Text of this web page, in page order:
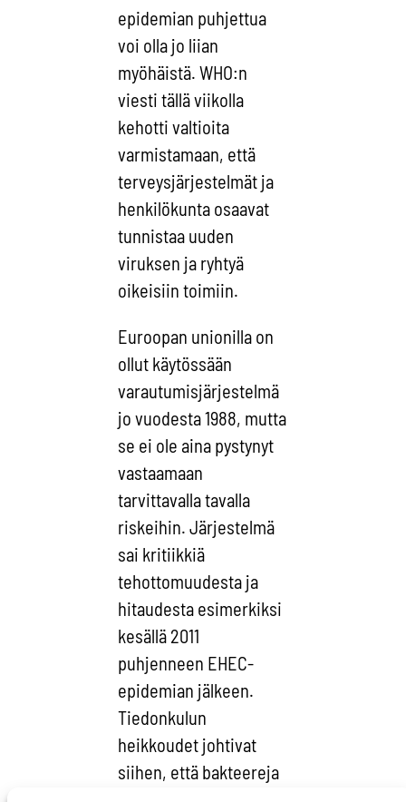
epidemian puhjettua
voi olla jo liian
myöhäistä. WHO:n
viesti tällä viikolla
kehotti valtioita
varmistamaan, että
terveysjärjestelmät ja
henkilökunta osaavat
tunnistaa uuden
viruksen ja ryhtyä
oikeisiin toimiin.
Euroopan unionilla on
ollut käytössään
varautumisjärjestelmä
jo vuodesta 1988, mutta
se ei ole aina pystynyt
vastaamaan
tarvittavalla tavalla
riskeihin. Järjestelmä
sai kritiikkiä
tehottomuudesta ja
hitaudesta esimerkiksi
kesällä 2011
puhjenneen EHEC-
epidemian jälkeen.
Tiedonkulun
heikkoudet johtivat
siihen, että bakteereja